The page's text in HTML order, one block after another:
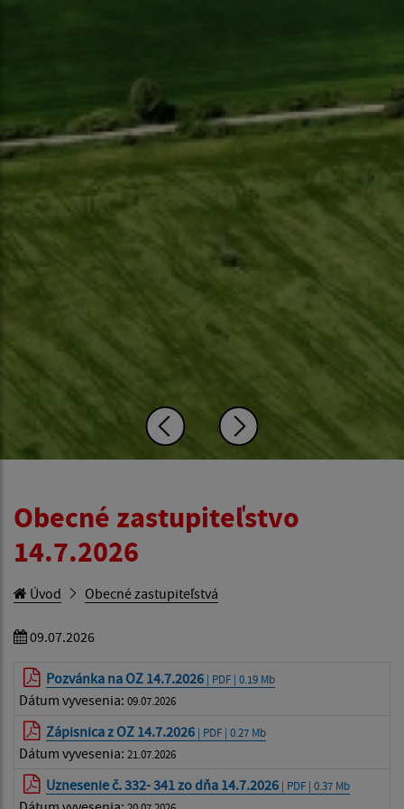
Obecné zastupiteľstvo
14.7.2026
Úvod Obecné zastupiteľstvá
09.07.2026
Pozvánka na OZ 14.7.2026 | PDF | 0.19 Mb
Dátum vyvesenia: 09.07.2026
Zápisnica z OZ 14.7.2026 | PDF | 0.27 Mb
Dátum vyvesenia: 21.07.2026
Uznesenie č. 332- 341 zo dňa 14.7.2026 | PDF | 0.37 Mb